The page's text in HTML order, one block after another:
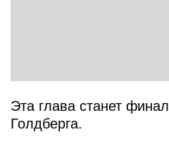
Эта глава станет
Голдберга.